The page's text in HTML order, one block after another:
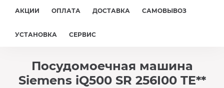
АКЦИИ ОПЛАТА ДОСТАВКА САМОВЫВОЗ
УСТАНОВКА СЕРВИС
Посудомоечная машина
Siemens iQ500 SR 256I00 TE**